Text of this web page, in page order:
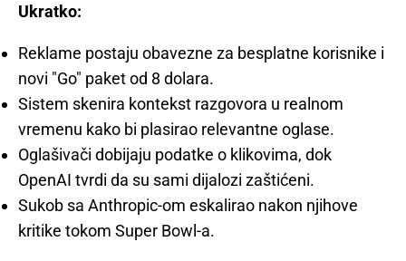
Ukratko:
Reklame postaju obavezne za besplatne korisnike i
novi "Go" paket od 8 dolara.
Sistem skenira kontekst razgovora u realnom
vremenu kako bi plasirao relevantne oglase.
Oglašivači dobijaju podatke o klikovima, dok
OpenAI tvrdi da su sami dijalozi zaštićeni.
Sukob sa Anthropic-om eskalirao nakon njihove
kritike tokom Super Bowl-a.